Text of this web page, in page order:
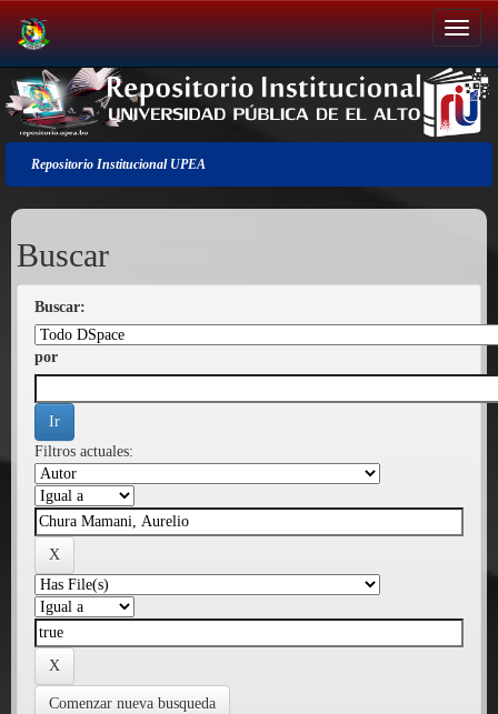
Salir
de
la
navegación
Repositorio Institucional UPEA
Buscar
Buscar:
por
Filtros actuales:
Comenzar nueva busqueda